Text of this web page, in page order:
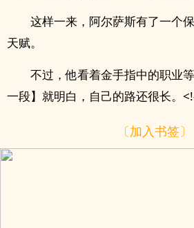
这样一来，阿尔萨斯有了一个
天赋。
不过，他看着金手指中的职业
一段】就明白，自己的路还很长。
〔加入书签〕